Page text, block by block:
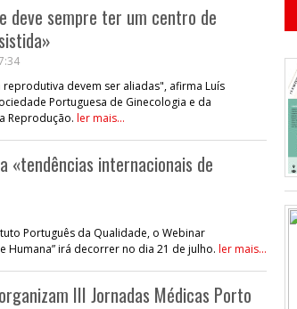
deve sempre ter um centro de
devem ser aliadas", afirma Luís
Portuguesa de Ginecologia e da
Reprodução. ler mais...
«tendências internacionais de
Português da Qualidade, o Webinar
irá decorrer no dia 21 de julho. ler mais...
III Jornadas Médicas Porto